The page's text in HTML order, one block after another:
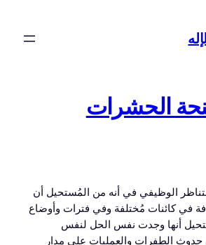
الحشرات
الوظيفي في أنه من المُستحيل أن
في كائنات مُختلفة وفي فترات وأوضاع
أنها وجدت نفس الحل لنفس
حدوث الطفرات والعمليات على مدار